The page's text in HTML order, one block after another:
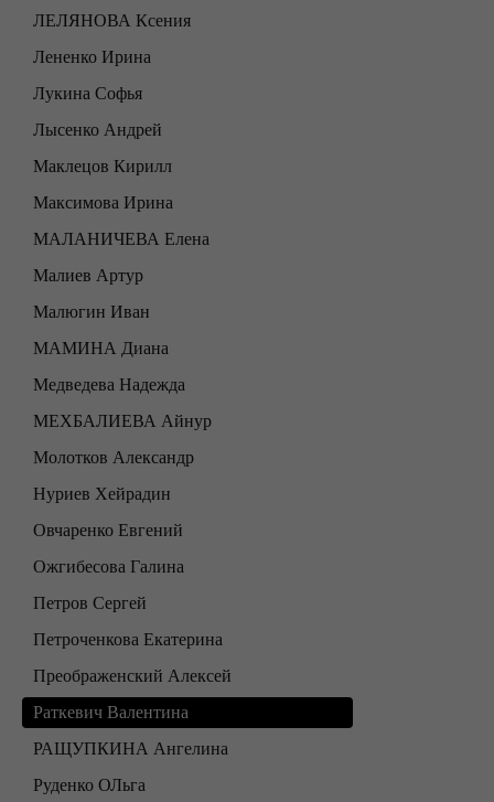
ЛЕЛЯНОВА Ксения
Лененко Ирина
Лукина Софья
Лысенко Андрей
Маклецов Кирилл
Максимова Ирина
МАЛАНИЧЕВА Елена
Малиев Артур
Малюгин Иван
МАМИНА Диана
Медведева Надежда
МЕХБАЛИЕВА Айнур
Молотков Александр
Нуриев Хейрадин
Овчаренко Евгений
Ожгибесова Галина
Петров Сергей
Петроченкова Екатерина
Преображенский Алексей
Раткевич Валентина
РАЩУПКИНА Ангелина
Руденко ОЛьга